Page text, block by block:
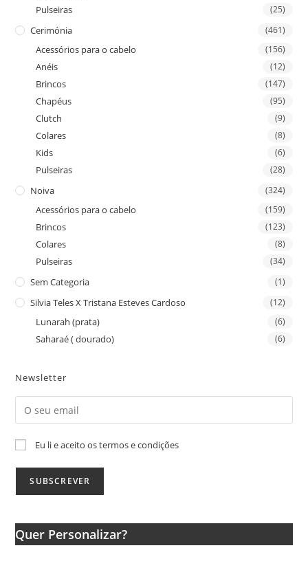
Pulseiras (25)
Cerimónia (461)
Acessórios para o cabelo (156)
Anéis (12)
Brincos (147)
Chapéus (95)
Clutch (9)
Colares (8)
Kids (6)
Pulseiras (28)
Noiva (324)
Acessórios para o cabelo (159)
Brincos (123)
Colares (8)
Pulseiras (34)
Sem Categoria (1)
Silvia Teles X Tristana Esteves Cardoso (12)
Lunarah (prata) (6)
Saharaé ( dourado) (6)
Newsletter
Eu li e aceito os termos e condições
Quer Personalizar?